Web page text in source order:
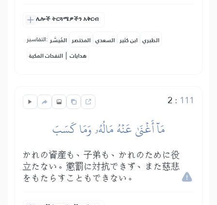
ሌሎች ትርጓሜዎችን አቅርብ
التفاسير: المُيسَّر المختصر السعدي ابن كثير الطبري
النفحات المكية | هدايات
2 : 111
مَآ أَغۡنَىٰ عَنۡهُ مَالُهُۥ وَمَا كَسَبَ
かれの資産も、子弟も、かれのために役
立たない。懲罰に対抗できず、また慈悲
をもたらすこともできない。